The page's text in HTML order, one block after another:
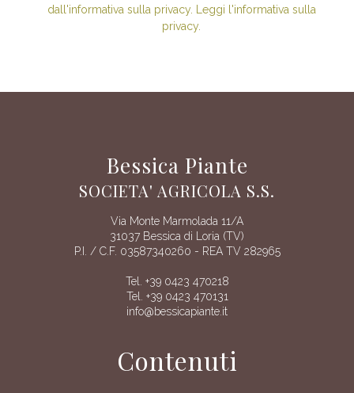
dall'informativa sulla privacy. Leggi l'informativa sulla
privacy.
Bessica Piante
SOCIETA' AGRICOLA S.S.
Via Monte Marmolada 11/A
31037 Bessica di Loria (TV)
P.I. / C.F. 03587340260 - REA TV 282965
Tel. +39 0423 470218
Tel. +39 0423 470131
info@bessicapiante.it
Contenuti